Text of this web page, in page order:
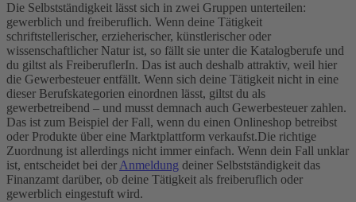
Die Selbstständigkeit lässt sich in zwei Gruppen unterteilen:
gewerblich und freiberuflich. Wenn deine Tätigkeit
schriftstellerischer, erzieherischer, künstlerischer oder
wissenschaftlicher Natur ist, so fällt sie unter die Katalogberufe und
du giltst als FreiberuflerIn. Das ist auch deshalb attraktiv, weil hier
die Gewerbesteuer entfällt. Wenn sich deine Tätigkeit nicht in eine
dieser Berufskategorien einordnen lässt, giltst du als
gewerbetreibend – und musst demnach auch Gewerbesteuer zahlen.
Das ist zum Beispiel der Fall, wenn du einen Onlineshop betreibst
oder Produkte über eine Marktplattform verkaufst.Die richtige
Zuordnung ist allerdings nicht immer einfach. Wenn dein Fall unklar
ist, entscheidet bei derAnmeldung deiner Selbstständigkeit das
Finanzamt darüber, ob deine Tätigkeit als freiberuflich oder
gewerblich eingestuft wird.